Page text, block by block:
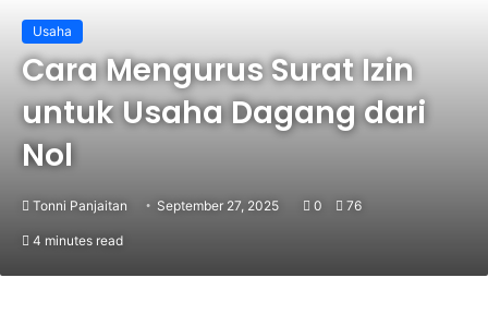
Usaha
Cara Mengurus Surat Izin
untuk Usaha Dagang dari
Nol
Tonni Panjaitan September 27, 2025 0 76
4 minutes read